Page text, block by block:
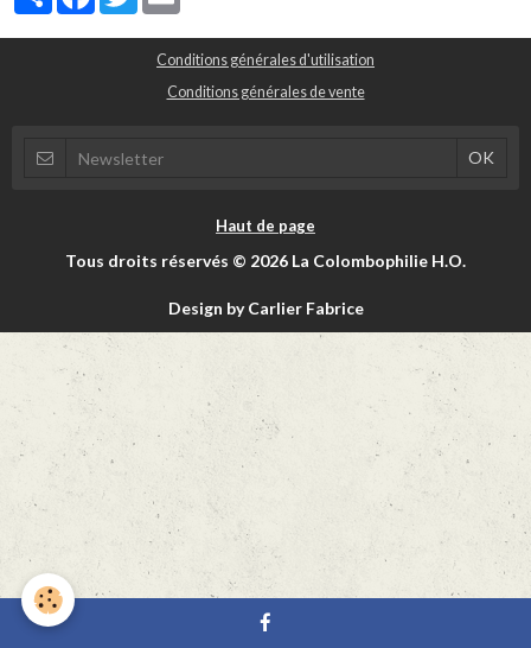
Conditions générales d'utilisation
Conditions générales de vente
Haut de page
Tous droits réservés © 2026 La Colombophilie H.O.
Design by Carlier Fabrice